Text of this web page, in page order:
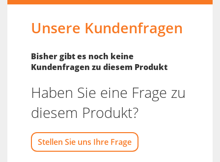
Unsere Kundenfragen
Bisher gibt es noch keine
Kundenfragen zu diesem Produkt
Haben Sie eine Frage zu
diesem Produkt?
Stellen Sie uns Ihre Frage